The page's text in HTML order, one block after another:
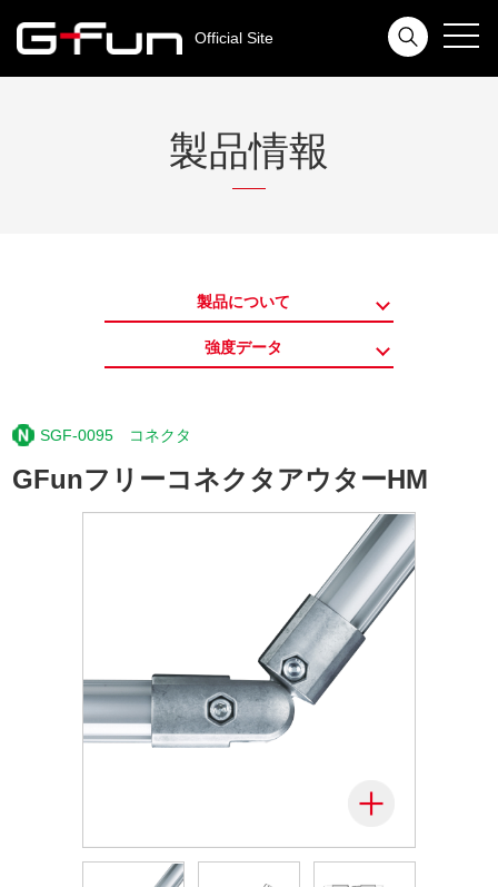
toggle
Official Site
製品情報
製品について
強度データ
SGF-0095 コネクタ
GFunフリーコネクタアウターHM